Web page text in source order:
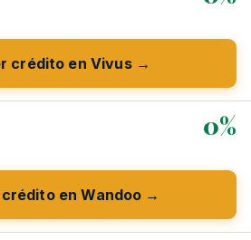
crédito en Vivus →
0%
en Wandoo →